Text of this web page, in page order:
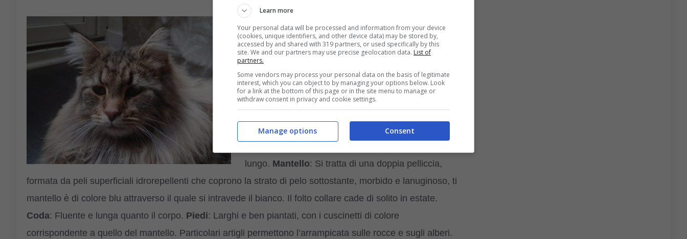
CARATTERISTICHE MORFOLOGICHE :Testa: Di
forma triangolare con un naso diritto, largo e lungo.
La pelle del naso corrisponde al colore del mantello.
Baffi lunghi esporgenti. Mento pronunciato. Guance
piene.Occhi: Grandi, a mandorla e ben distanti.
Orecchie: Lunghe, alte sul capo e appuntite, con
ciuffi di pelo.Corpo
: Robusto e muscoloso di
lungo. Mantello: Si tratta di una doppia pelliccia,
formata da peli superficiali idrorepellenti che coprono la strato di pelo sottostante, morbido e lanuginoso, ti
mantello è di colore blu attraverso il quale si intravede il bianco. Il folto collare cade di solito in estate.
Coda: Fluente e lunga quanto il corpo. Piedi: Larghi e ben piantati, con i cuscinetti di colore
corrispondente a quello del mantello. Particolari artigli permettono l’arrampicata sulle rocce e sugli alberi.
Learn more
Your personal data will be processed and information from your device
(cookies, unique identifiers, and other device data) may be stored by,
accessed by and shared with 319 partners, or used specifically by this
site. We and our partners may use precise geolocation data. List of
partners.
Some vendors may process your personal data on the basis of legitimate
interest, which you can object to by managing your options below. Look
for a link at the bottom of this page or in the site menu to manage or
withdraw consent in privacy and cookie settings.
Consent
Manage options